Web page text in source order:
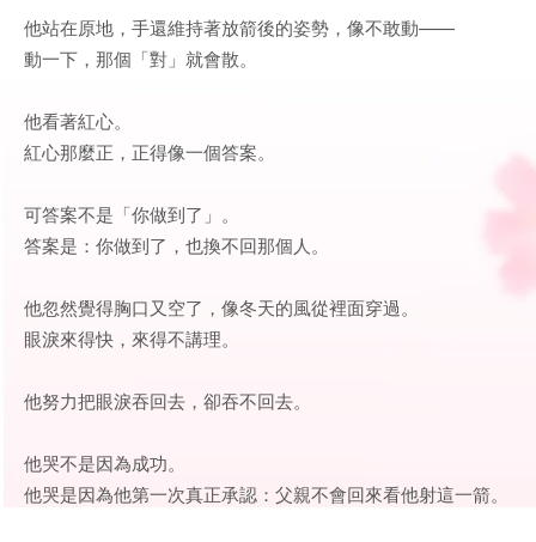
他站在原地，手還維持著放箭後的姿勢，像不敢動——
動一下，那個「對」就會散。
他看著紅心。
紅心那麼正，正得像一個答案。
可答案不是「你做到了」。
答案是：你做到了，也換不回那個人。
他忽然覺得胸口又空了，像冬天的風從裡面穿過。
眼淚來得快，來得不講理。
他努力把眼淚吞回去，卻吞不回去。
他哭不是因為成功。
他哭是因為他第一次真正承認：父親不會回來看他射這一箭。